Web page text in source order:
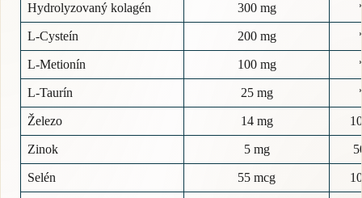
Hydrolyzovaný kolagén 300 mg
L-Cysteín 200 mg
L-Metionín 100 mg
L-Taurín 25 mg
Železo 14 mg
Zinok 5 mg
Selén 55 mcg